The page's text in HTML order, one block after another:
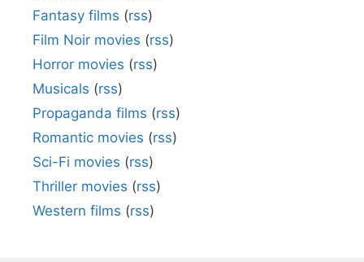
Fantasy films (rss)
Film Noir movies (rss)
Horror movies (rss)
Musicals (rss)
Propaganda films (rss)
Romantic movies (rss)
Sci-Fi movies (rss)
Thriller movies (rss)
Western films (rss)